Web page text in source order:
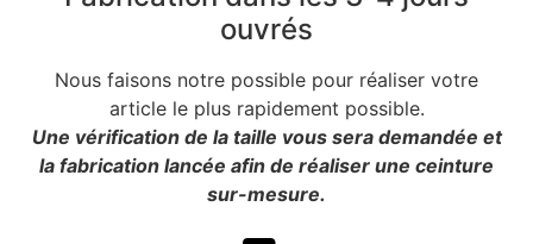
ouvrés
Nous faisons notre possible pour réaliser votre
article le plus rapidement possible.
Une vérification de la taille vous sera demandée et
la fabrication lancée afin de réaliser une ceinture
sur-mesure.